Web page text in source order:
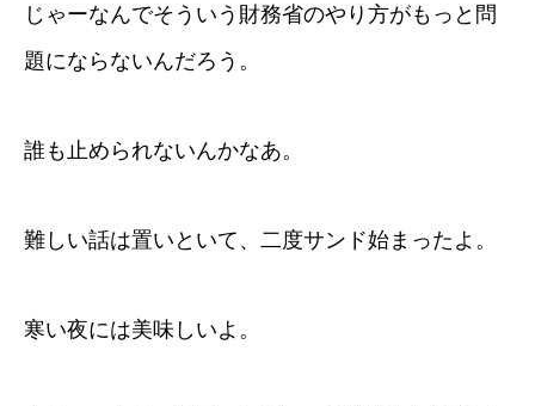
じゃーなんでそういう財務省のやり方がもっと問
題にならないんだろう。
誰も止められないんかなあ。
難しい話は置いといて、二度サンド始まったよ。
寒い夜には美味しいよ。